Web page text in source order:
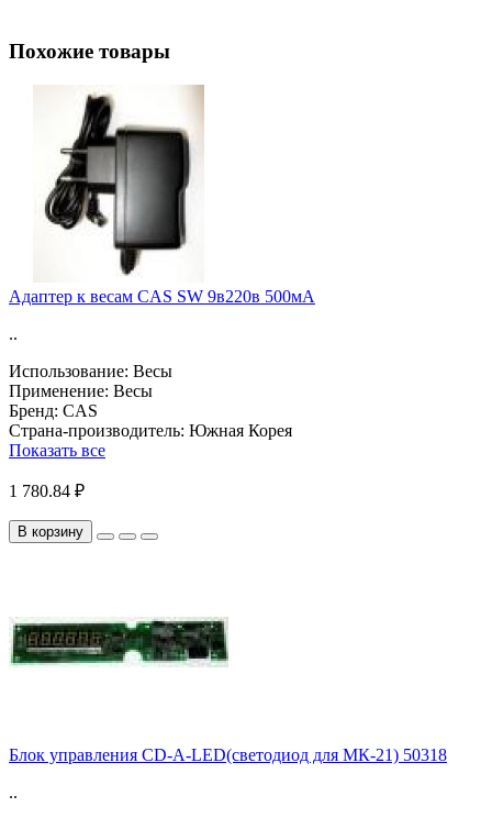
Похожие товары
Адаптер к весам CAS SW 9в220в 500мА
..
Использование: Весы
Применение: Весы
Бренд: CAS
Страна-производитель: Южная Корея
Показать все
1 780.84 ₽
В корзину
Блок управления CD-A-LЕD(светодиод для МК-21) 50318
..